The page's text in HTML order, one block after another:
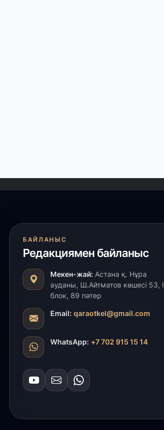
БАЙЛАНЫС
Редакциямен байланыс
Мекен-жай: Астана қ. Нұра
ауданы, Ш.Айтматов көшесі 53, І
блок, 89 пәтер
Email: qaraotkel@gmail.com
WhatsApp: +7 702 915 15 14